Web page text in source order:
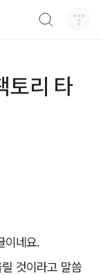
리 타
이네요.
것이라고 말씀